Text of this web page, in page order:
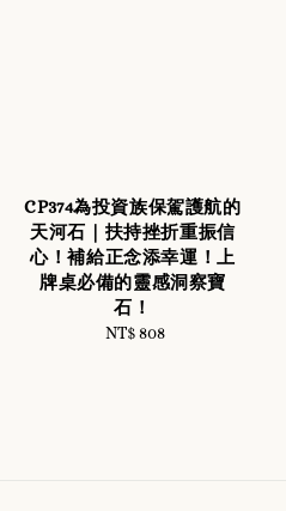
CP374為投資族保駕護航的
天河石｜扶持挫折重振信
心！補給正念添幸運！上
牌桌必備的靈感洞察寶
石！
Regular
NT$ 808